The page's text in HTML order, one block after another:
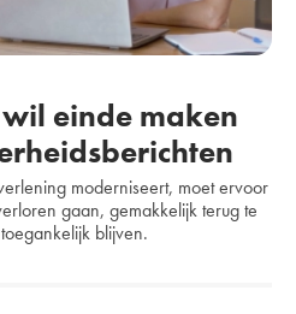
einde maken
moderniseert, moet ervoor
gaan, gemakkelijk terug te
blijven.